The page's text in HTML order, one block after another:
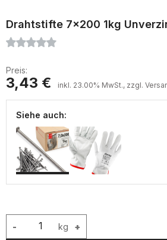
Drahtstifte 7x200 1kg
Preis:
3,43 € inkl. 23.00% MwSt., zzgl.
Siehe auch:
kg +
-